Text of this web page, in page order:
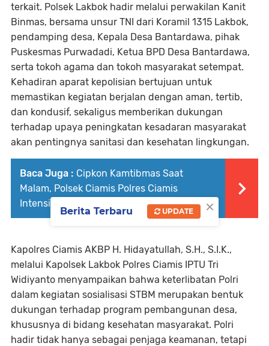
terkait. Polsek Lakbok hadir melalui perwakilan Kanit
Binmas, bersama unsur TNI dari Koramil 1315 Lakbok,
pendamping desa, Kepala Desa Bantardawa, pihak
Puskesmas Purwadadi, Ketua BPD Desa Bantardawa,
serta tokoh agama dan tokoh masyarakat setempat.
Kehadiran aparat kepolisian bertujuan untuk
memastikan kegiatan berjalan dengan aman, tertib,
dan kondusif, sekaligus memberikan dukungan
terhadap upaya peningkatan kesadaran masyarakat
akan pentingnya sanitasi dan kesehatan lingkungan.
Baca Juga : Cipkon Kamtibmas Saat
Malam, Polsek Ciamis Polres Ciamis
Intensifkan Patroli ke Jalan
Kapolres Ciamis AKBP H. Hidayatullah, S.H., S.I.K.,
melalui Kapolsek Lakbok Polres Ciamis IPTU Tri
Widiyanto menyampaikan bahwa keterlibatan Polri
dalam kegiatan sosialisasi STBM merupakan bentuk
dukungan terhadap program pembangunan desa,
khususnya di bidang kesehatan masyarakat. Polri
hadir tidak hanya sebagai penjaga keamanan, tetapi
×
Berita Terbaru UPDATE